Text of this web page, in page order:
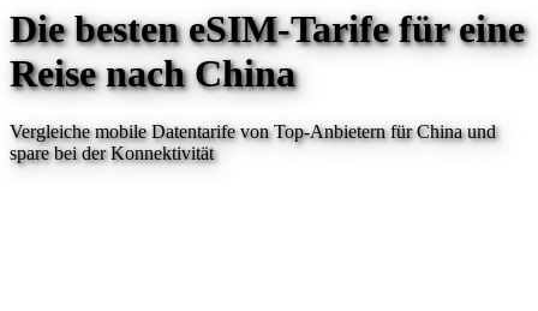
Die besten eSIM-Tarife für eine
Reisenach China
Vergleiche mobile Datentarife von Top-Anbietern fürChinaund
spare bei der Konnektivität